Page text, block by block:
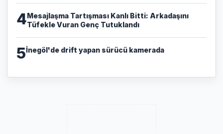
4​Mesajlaşma Tartışması Kanlı Bitti: Arkadaşını
Tüfekle Vuran Genç Tutuklandı
5İnegöl'de drift yapan sürücü kamerada